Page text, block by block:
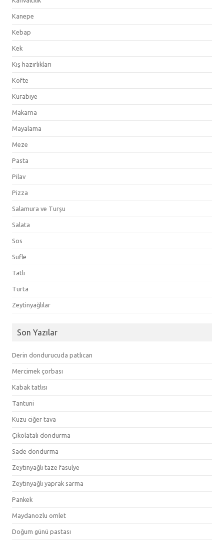
Kanepe
Kebap
Kek
Kış hazırlıkları
Köfte
Kurabiye
Makarna
Mayalama
Meze
Pasta
Pilav
Pizza
Salamura ve Turşu
Salata
Sos
Sufle
Tatlı
Turta
Zeytinyağlılar
Son Yazılar
Derin dondurucuda patlıcan
Mercimek çorbası
Kabak tatlısı
Tantuni
Kuzu ciğer tava
Çikolatalı dondurma
Sade dondurma
Zeytinyağlı taze fasulye
Zeytinyağlı yaprak sarma
Pankek
Maydanozlu omlet
Doğum günü pastası